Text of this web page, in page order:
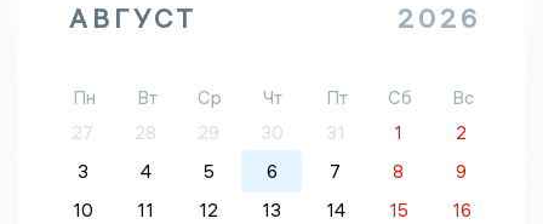
АВГУСТ 2026
Пн Вт Ср Чт Пт Сб
Вс
27
28 29 30 31 1
2
3
4 5 6 7 8
9
10
11 12 13 14 15
16